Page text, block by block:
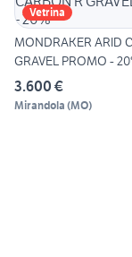
Vetrina
MONDRAKER ARID
GRAVEL PROMO -
3.600 €
Mirandola (MO)